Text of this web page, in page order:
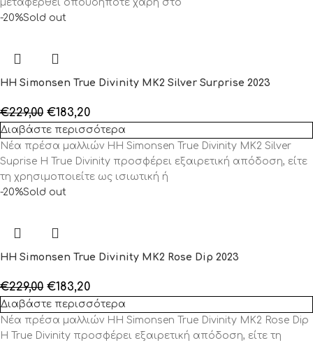
μεταφερθεί οπουδήποτε χάρη στο
-20%Sold out
HH Simonsen True Divinity MK2 Silver Surprise 2023
€229,00 €183,20
Διαβάστε περισσότερα
Νέα πρέσα μαλλιών HH Simonsen True Divinity MK2 Silver
Suprise Η True Divinity προσφέρει εξαιρετική απόδοση, είτε
τη χρησιμοποιείτε ως ισιωτική ή
-20%Sold out
HH Simonsen True Divinity MK2 Rose Dip 2023
€229,00 €183,20
Διαβάστε περισσότερα
Νέα πρέσα μαλλιών HH Simonsen True Divinity MK2 Rose Dip
Η True Divinity προσφέρει εξαιρετική απόδοση, είτε τη